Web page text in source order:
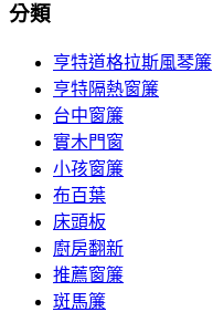
分類
亨特道格拉斯風琴簾
亨特隔熱窗簾
台中窗簾
實木門窗
小孩窗簾
布百葉
床頭板
廚房翻新
推薦窗簾
斑馬簾